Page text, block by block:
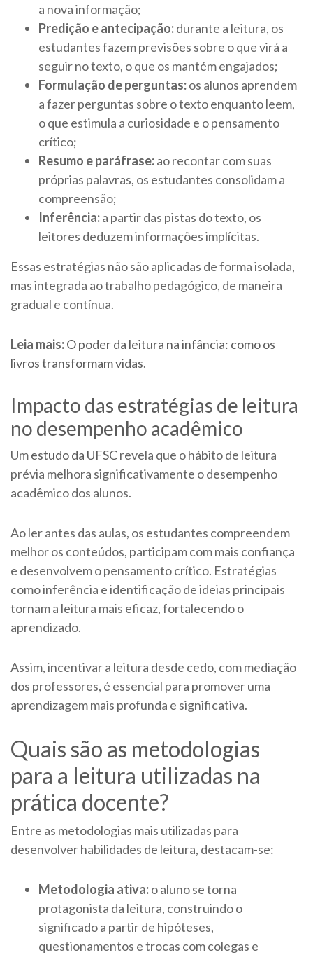
a nova informação;
Predição e antecipação:durante a leitura, os
estudantes fazem previsões sobre o que virá a
seguir no texto, o que os mantém engajados;
Formulação de perguntas:os alunos aprendem
a fazer perguntas sobre o texto enquanto leem,
o que estimula a curiosidade e o pensamento
crítico;
Resumo e paráfrase:ao recontar com suas
próprias palavras, os estudantes consolidam a
compreensão;
Inferência:a partir das pistas do texto, os
leitores deduzem informações implícitas.
Essas estratégias não são aplicadas de forma isolada,
mas integrada ao trabalho pedagógico, de maneira
gradual e contínua.
Leia mais:O poder da leitura na infância: como os
livros transformam vidas.
Impacto das estratégias de leitura
no desempenho acadêmico
Umestudo da UFSCrevela que o hábito de leitura
prévia melhora significativamente o desempenho
acadêmico dos alunos.
Ao ler antes das aulas, os estudantes compreendem
melhor os conteúdos, participam com mais confiança
e desenvolvem o pensamento crítico. Estratégias
como inferência e identificação de ideias principais
tornam a leitura mais eficaz, fortalecendo o
aprendizado.
Assim, incentivar a leitura desde cedo, com mediação
dos professores, é essencial para promover uma
aprendizagem mais profunda e significativa.
Quais são as metodologias
para a leitura utilizadas na
prática docente?
Entre as metodologias mais utilizadas para
desenvolver habilidades de leitura, destacam-se:
Metodologia ativa:o aluno se torna
protagonista da leitura, construindo o
significado a partir de hipóteses,
questionamentos e trocas com colegas e